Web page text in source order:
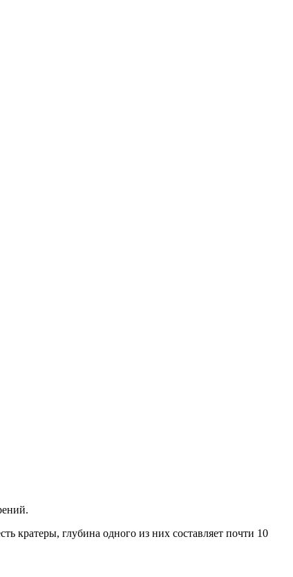
кратеры, глубина одного из них составляет почти 10